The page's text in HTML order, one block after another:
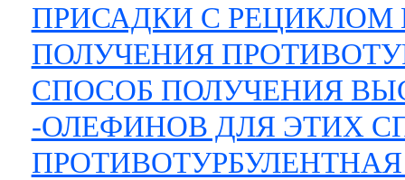
ПРИСАДКИ С
ПОЛУЧЕНИЯ
СПОСОБ ПОЛУЧЕНИЯ
-ОЛЕФИНОВ ДЛЯ ЭТИХ